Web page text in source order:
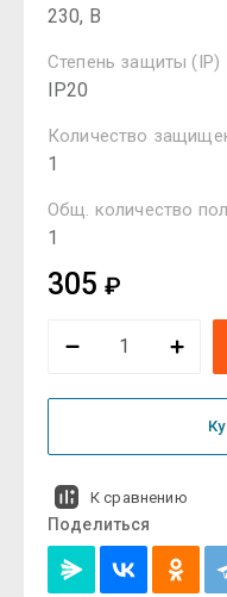
230, В
Степень защиты (IP)
IP20
Количество
1
Общ. количество
1
305 ₽
К сравнению
Поделиться